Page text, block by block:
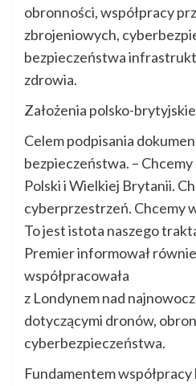
obronności, współpracy
zbrojeniowych,
bezpieczeństwa
zdrowia.
Założenia polsko-
Celem podpisania
bezpieczeństwa. –
Polski i Wielkiej Brytanii.
cyberprzestrzeń. Chcemy
To jest istota naszego
Premier informował
współpracowała
z Londynem nad
dotyczącymi dronów,
cyberbezpieczeństwa.
Fundamentem współpracy